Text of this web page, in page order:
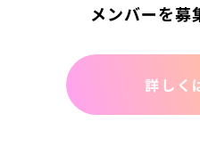
メンバーを募
詳しく